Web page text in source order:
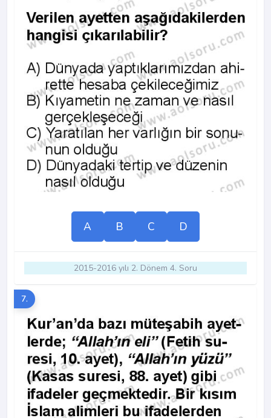
A B C D
2015-2016 yılı 2. Dönem 4. Soru
7.